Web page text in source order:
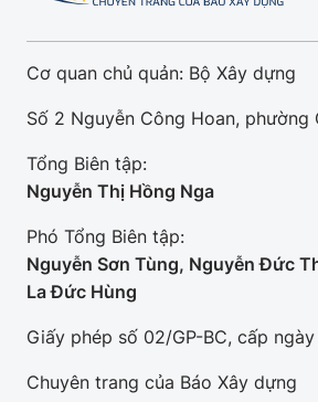
Cơ quan chủ quản: Bộ Xây dựng
Số 2 Nguyễn Công Hoan, phường
Tổng Biên tập:
Nguyễn Thị Hồng Nga
Phó Tổng Biên tập:
Nguyễn Sơn Tùng, Nguyễn Đức
La Đức Hùng
Giấy phép số 02/GP-BC, cấp
Chuyên trang của Báo Xây dựng